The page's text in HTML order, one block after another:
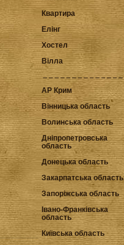
Квартира
Елінг
Хостел
Вілла
АР Крим
Вінницька область
Волинська область
Дніпропетровська
область
Донецька область
Закарпатська область
Запоріжська область
Івано-Франківська
область
Київська область